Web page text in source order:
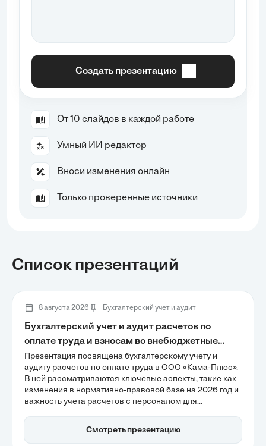
Создать презентацию
От 10 слайдов в каждой работе
Умный ИИ редактор
Вноси изменения онлайн
Только проверенные источники
Список презентаций
8 августа 2026 Бухгалтерский учет и аудит
Бухгалтерский учет и аудит расчетов по
оплате труда и взносам во внебюджетные
фонды в ООО «Кама-Плюс»
Презентация посвящена бухгалтерскому учету и
аудиту расчетов по оплате труда в ООО «Кама-Плюс».
В ней рассматриваются ключевые аспекты, такие как
изменения в нормативно-правовой базе на 2026 год и
важность учета расчетов с персоналом для
обсуждаются риски, связанные с документальным
оформлением выплат, и необходимость внедрения
Смотреть презентацию